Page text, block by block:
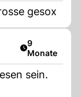
gesox
Artikel
9
Monate
sein.